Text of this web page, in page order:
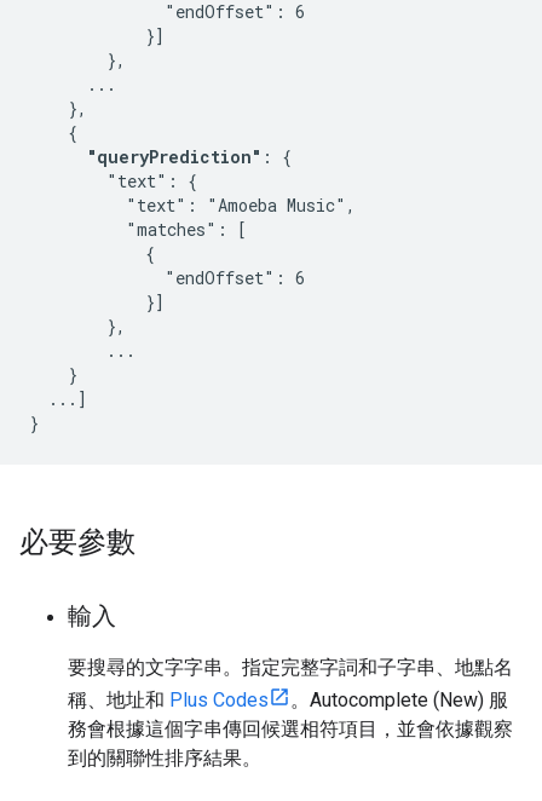
              "endOffset": 6
            }]
        },
      ...
    },
    {
"queryPrediction" : {
        "text": {
          "text": "Amoeba Music",
          "matches": [
            {
              "endOffset": 6
            }]
        },
        ...
    }
  ...]
}
必要參數
輸入
要搜尋的文字字串。指定完整字詞和子字串、地點名
稱、地址和 Plus Codes
。Autocomplete (New) 服
務會根據這個字串傳回候選相符項目，並會依據觀察
到的關聯性排序結果。